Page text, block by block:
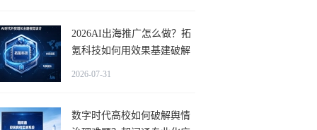
2026AI出海推广怎么做？拓
氪科技如何用效果基建破解
2026-07-31
数字时代高校如何破解舆情